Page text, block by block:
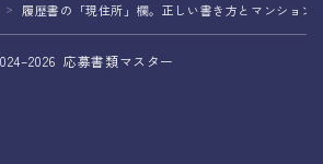
＞ 履歴書の「現住所」欄。正しい書き方とマンション
応募書類マスター